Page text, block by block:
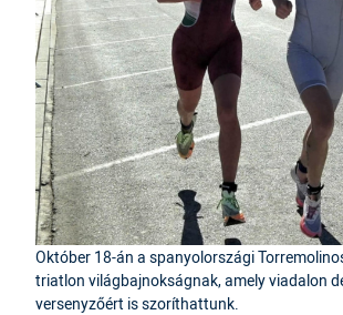
Október 18-án a spanyolországi
triatlon világbajnokságnak, amely viadalon
versenyzőért is szoríthattunk.